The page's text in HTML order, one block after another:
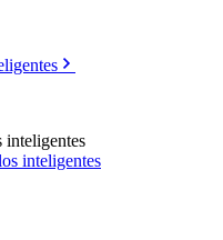
inteligentes